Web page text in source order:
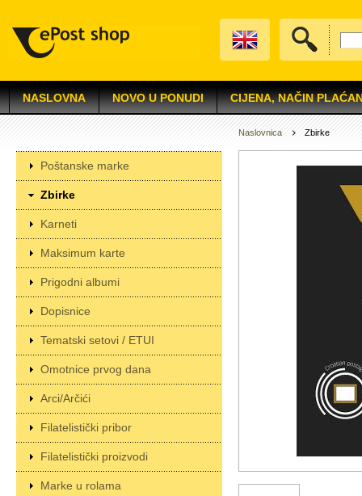
NASLOVNA NOVO U PONUDI CIJENA, NAČIN
Poštanske marke
Zbirke
Karneti
Maksimum karte
Prigodni albumi
Dopisnice
Tematski setovi / ETUI
Omotnice prvog dana
Arci/Arčići
Filatelistički pribor
Filatelistički proizvodi
Marke u rolama
Naslovnica Zbirke